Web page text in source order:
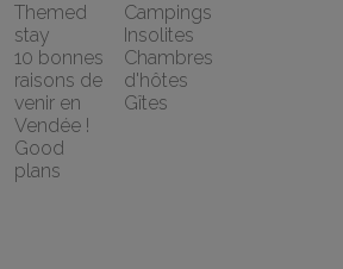
Themed
stay
10 bonnes
raisons de
venir en
Vendée !
Good
plans
Campings
Insolites
Chambres
d'hôtes
Gîtes